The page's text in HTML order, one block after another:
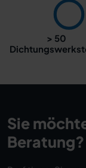
> 50
Sie
Beratung?